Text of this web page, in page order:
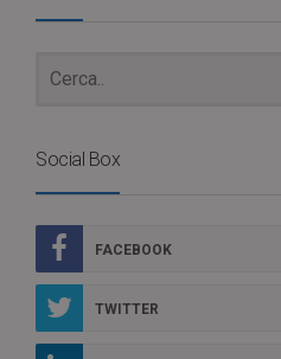
Social Box
FACEBOOK
TWITTER